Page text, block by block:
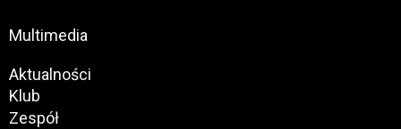
Multimedia
Aktualności
Klub
Zespół